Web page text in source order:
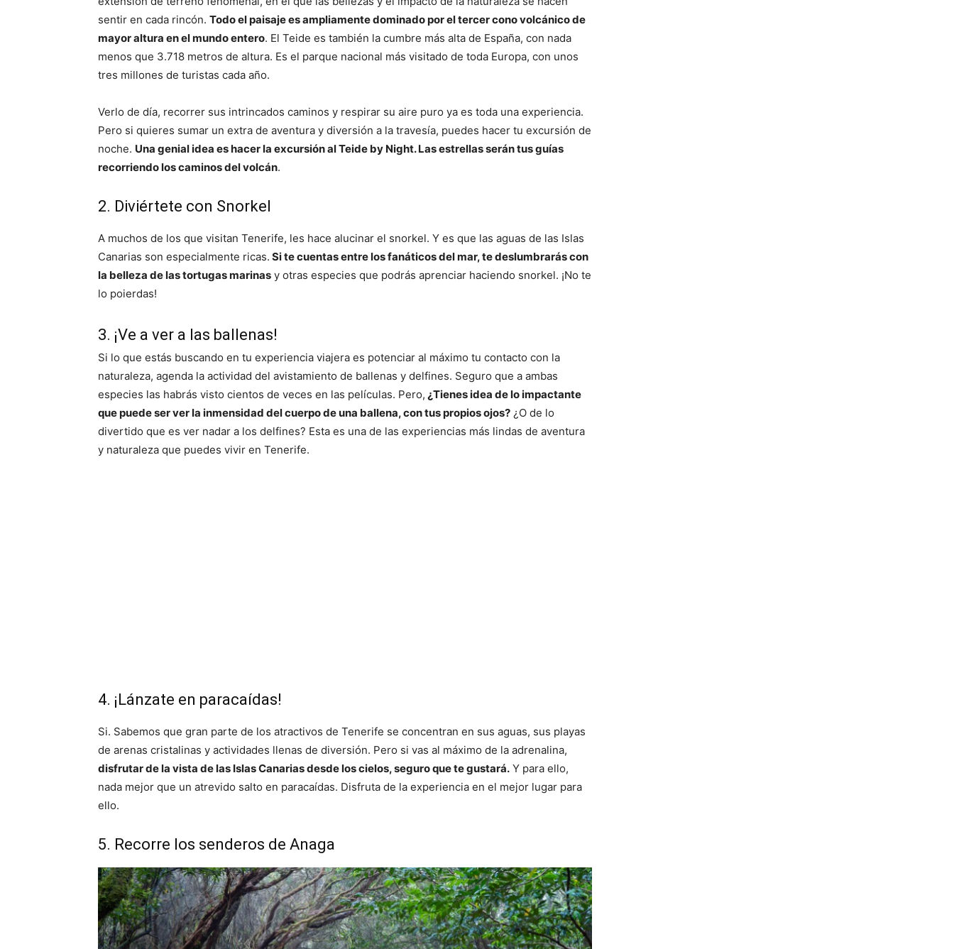
sentir en cada rincón. Todo el paisaje es ampliamente dominado por el tercer cono volcánico de
mayor altura en el mundo entero. El Teide es también la cumbre más alta de España, con nada
menos que 3.718 metros de altura. Es el parque nacional más visitado de toda Europa, con unos
tres millones de turistas cada año.
Verlo de día, recorrer sus intrincados caminos y respirar su aire puro ya es toda una experiencia.
Pero si quieres sumar un extra de aventura y diversión a la travesía, puedes hacer tu excursión de
noche. Una genial idea es hacer la excursión al Teide by Night. Las estrellas serán tus guías
recorriendo los caminos del volcán.
2. Diviértete con Snorkel
A muchos de los que visitan Tenerife, les hace alucinar el snorkel. Y es que las aguas de las Islas
Canarias son especialmente ricas. Si te cuentas entre los fanáticos del mar, te deslumbrarás con
la belleza de las tortugas marinas y otras especies que podrás aprenciar haciendo snorkel. ¡No te
lo poierdas!
3. ¡Ve a ver a las ballenas!
Si lo que estás buscando en tu experiencia viajera es potenciar al máximo tu contacto con la
naturaleza, agenda la actividad del avistamiento de ballenas y delfines. Seguro que a ambas
especies las habrás visto cientos de veces en las películas. Pero, ¿Tienes idea de lo impactante
que puede ser ver la inmensidad del cuerpo de una ballena, con tus propios ojos? ¿O de lo
divertido que es ver nadar a los delfines? Esta es una de las experiencias más lindas de aventura
y naturaleza que puedes vivir en Tenerife.
4. ¡Lánzate en paracaídas!
Si. Sabemos que gran parte de los atractivos de Tenerife se concentran en sus aguas, sus playas
de arenas cristalinas y actividades llenas de diversión. Pero si vas al máximo de la adrenalina,
disfrutar de la vista de las Islas Canarias desde los cielos, seguro que te gustará. Y para ello,
nada mejor que un atrevido salto en paracaídas. Disfruta de la experiencia en el mejor lugar para
ello.
5. Recorre los senderos de Anaga